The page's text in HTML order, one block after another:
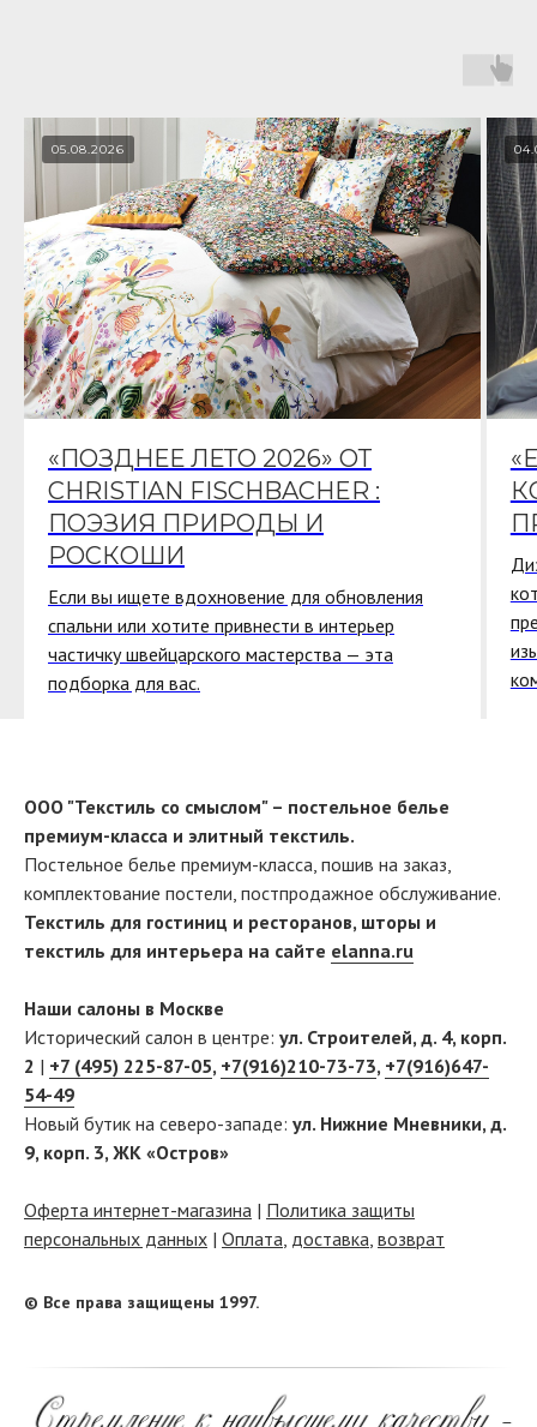
05.08.2026
«ПОЗДНЕЕ ЛЕТО 2026» ОТ
CHRISTIAN FISCHBACHER :
ПОЭЗИЯ ПРИРОДЫ И
РОСКОШИ
Если вы ищете вдохновение для обновления
спальни или хотите привнести в интерьер
частичку швейцарского мастерства — эта
подборка для вас.
ООО "Текстиль со смыслом" – постельное белье
премиум-класса и элитный текстиль.
Постельное белье премиум-класса, пошив на заказ,
комплектование постели, постпродажное обслуживание.
Текстиль для гостиниц и ресторанов, шторы и
текстиль для интерьера на сайте elanna.ru
Наши салоны в Москве
Исторический салон в центре: ул. Строителей, д. 4, корп.
2 | +7 (495) 225-87-05, +7(916)210-73-73, +7(916)647-
54-49
Новый бутик на северо-западе: ул. Нижние Мневники, д.
9, корп. 3, ЖК «Остров»
Оферта интернет-магазина | Политика защиты
персональных данных | Оплата доставка возврат
© Все права защищены 1997.